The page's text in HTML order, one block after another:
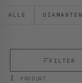
ALLE DIAMANTEN
1 PRODUKT
FILTER